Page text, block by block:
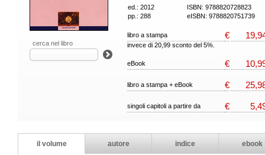
cerca nel libro
ed.: 2012
ISBN: 9788820728823
pp.: 288
eISBN: 9788820751739
libro a stampa €
invece di 20,99 sconto del 5%.
eBook €
libro a stampa + eBook €
singoli capitoli a partire da €
il volume autore indice ebook